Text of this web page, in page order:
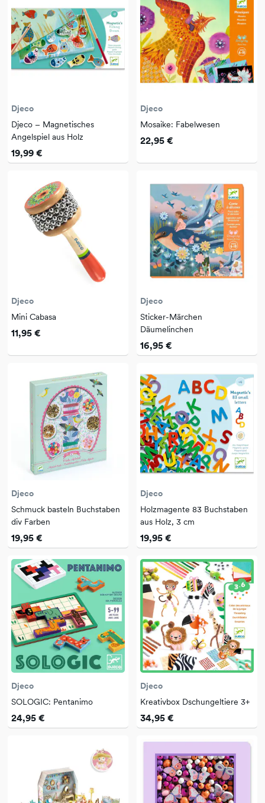
Djeco
Djeco – Magnetisches
Angelspiel aus Holz
19,99 €
Djeco
Mosaike: Fabelwesen
22,95 €
Djeco
Mini Cabasa
11,95 €
Djeco
Sticker-Märchen
Däumelinchen
16,95 €
Djeco
Schmuck basteln Buchstaben
div Farben
19,95 €
Djeco
Holzmagente 83 Buchstaben
aus Holz, 3 cm
19,95 €
Djeco
SOLOGIC: Pentanimo
24,95 €
Djeco
Kreativbox Dschungeltiere 3+
34,95 €